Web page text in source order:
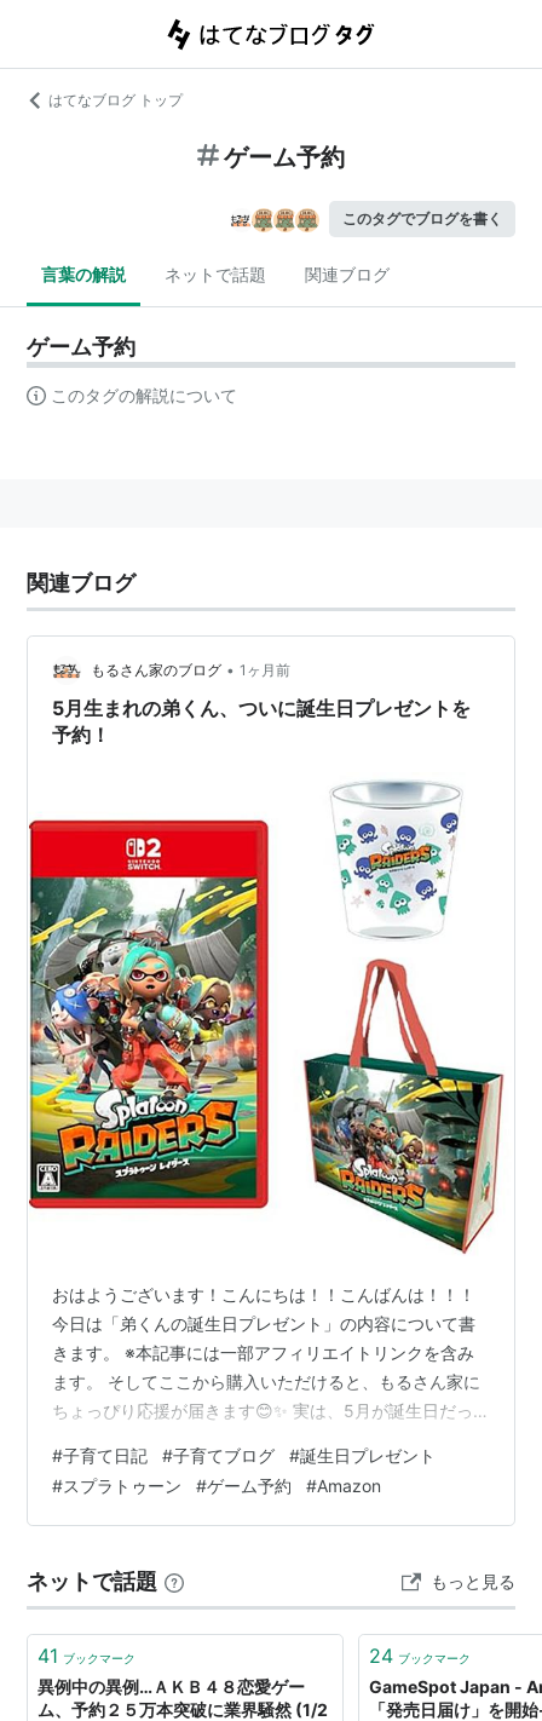
はてなブログ トップ
ゲーム予約
このタグでブログを書く
言葉の解説 ネットで話題 関連ブログ
ゲーム予約
このタグの解説について
関連ブログ
もるさん家のブログ • 1ヶ月前
5月生まれの弟くん、ついに誕生日プレゼントを
予約！
おはようございます！こんにちは！！こんばんは！！！
今日は「弟くんの誕生日プレゼント」の内容について書
きます。 ※本記事には一部アフィリエイトリンクを含み
ます。 そしてここから購入いただけると、もるさん家に
ちょっぴり応援が届きます😊✨ 実は、5月が誕生日だっ
ゼントはどうしようか…」と毎年家族で話し合うのです
が、今年は少し様子が違いました。 どうしても欲しいも
のがあるということで、今までずっとプレゼントの購入
プレゼントとして正式に購入（予約）することになりま
した！🎮 どうしても欲しかったもの、…
#子育て日記 #子育てブログ #誕生日プレゼント
#スプラトゥーン #ゲーム予約 #Amazon
ネットで話題 もっと見る
41 ブックマーク
異例中の異例…ＡＫＢ４８恋愛ゲー
ム、予約２５万本突破に業界騒然 (1/2
24 ブックマーク
GameSpot Japan -
「発売日届け」を開